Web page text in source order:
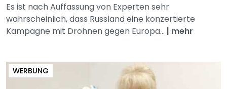
Es ist nach Auffassung von Experten sehr
wahrscheinlich, dass Russland eine konzertierte
Kampagne mit Drohnen gegen Europa... | mehr
WERBUNG